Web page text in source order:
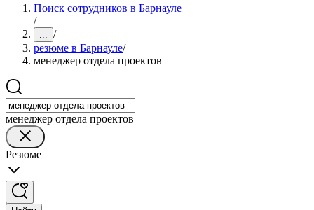
Поиск сотрудников в Барнауле
/
... /
резюме в Барнауле/
менеджер отдела проектов
менеджер отдела проектов
Резюме